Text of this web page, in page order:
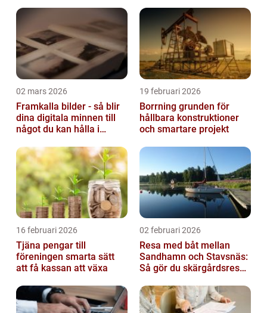
02 mars 2026
Framkalla bilder - så blir
dina digitala minnen till
något du kan hålla i
19 februari 2026
Borrning grunden för
hållbara konstruktioner
och smartare projekt
16 februari 2026
Tjäna pengar till
föreningen smarta sätt
att få kassan att växa
02 februari 2026
Resa med båt mellan
Sandhamn och Stavsnäs:
Så gör du skärgårdsresan